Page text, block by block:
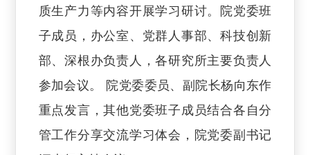
质生产力等内容开展学习研讨。院党委班
子成员，办公室、党群人事部、科技创新
部、深根办负责人，各研究所主要负责人
参加会议。 院党委委员、副院长杨向东作
重点发言，其他党委班子成员结合各自分
管工作分享交流学习体会，院党委副书记